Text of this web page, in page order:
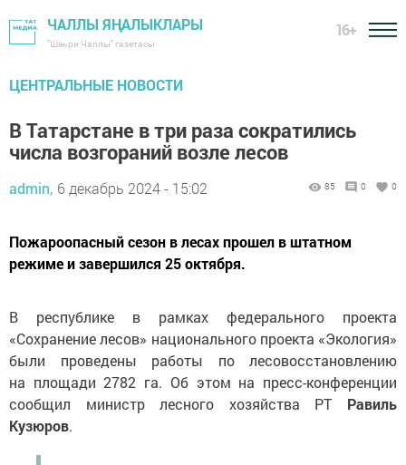
ЧАЛЛЫ ЯҢАЛЫКЛАРЫ
"Шәһри Чаллы" газетасы
16+
ЦЕНТРАЛЬНЫЕ НОВОСТИ
В Татарстане в три раза сократились
числа возгораний возле лесов
admin, 6 декабрь 2024 - 15:02 85 0 0
Пожароопасный сезон в лесах прошел в штатном
режиме и завершился 25 октября.
В республике в рамках федерального проекта
«Сохранение лесов» национального проекта «Экология»
были проведены работы по лесовосстановлению
на площади 2782 га. Об этом на пресс-конференции
сообщил министр лесного хозяйства РТ Равиль
Кузюров.